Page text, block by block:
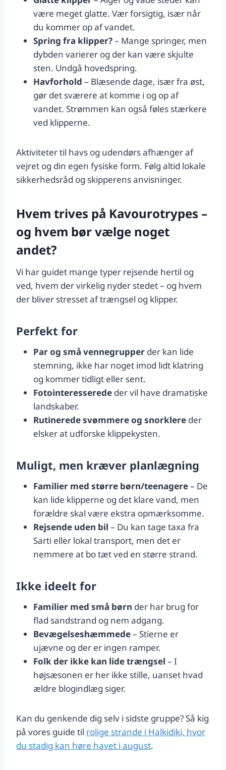
være meget glatte. Vær forsigtig, især når
du kommer op af vandet.
Spring fra klipper?– Mange springer, men
dybden varierer og der kan være skjulte
sten. Undgå hovedspring.
Havforhold – Blæsende dage, især fra øst,
gør det sværere at komme i og op af
vandet. Strømmen kan også føles stærkere
ved klipperne.
Aktiviteter til havs og udendørs afhænger af
vejret og din egen fysiske form. Følg altid lokale
sikkerhedsråd og skipperens anvisninger.
Hvem trives på Kavourotrypes –
og hvem bør vælge noget
andet?
Vi har guidet mange typer rejsende hertil og
ved, hvem der virkelig nyder stedet – og hvem
der bliver stresset af trængsel og klipper.
Perfekt for
Par og små vennegrupper der kan lide
stemning, ikke har noget imod lidt klatring
og kommer tidligt eller sent.
Fotointeresserede der vil have dramatiske
landskaber.
Rutinerede svømmere og snorklere der
elsker at udforske klippekysten.
Muligt, men kræver planlægning
Familier med større børn/teenagere– De
kan lide klipperne og det klare vand, men
forældre skal være ekstra opmærksomme.
Rejsende uden bil – Du kan tage taxa fra
Sarti eller lokal transport, men det er
nemmere at bo tæt ved en større strand.
Ikke ideelt for
Familier med små børn der har brug for
flad sandstrand og nem adgang.
Bevægelseshæmmede– Stierne er
ujævne og der er ingen ramper.
Folk der ikke kan lide trængsel – I
højsæsonen er her ikke stille, uanset hvad
ældre blogindlæg siger.
Kan du genkende dig selv i sidste gruppe? Så kig
på vores guide til rolige strande i Halkidiki, hvor
du stadig kan høre havet i august.